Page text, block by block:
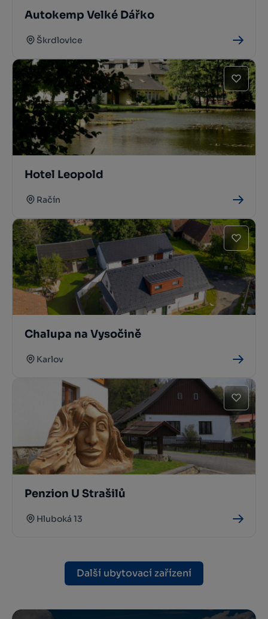
Autokemp Velké Dářko
Škrdlovice
Hotel Leopold
Račín
Chalupa na Vysočině
Karlov
Penzion U Strašilů
Hluboká 13
Další ubytovací zařízení